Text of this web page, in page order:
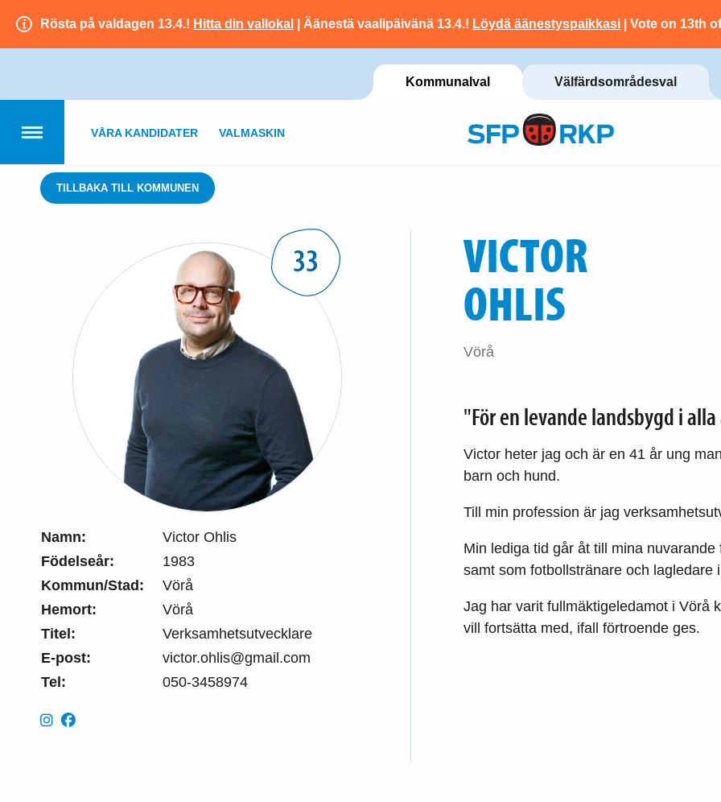
Rösta på valdagen 13.4.! Hitta din vallokal | Äänestä vaalipäivänä 13.4.! Löydä äänestyspaikkasi | Vote on 13th
Kommunalval Välfärdsområdesval
VÅRA KANDIDATER VALMASKIN
TILLBAKA TILL KOMMUNEN
33
Namn:
Victor Ohlis
Födelseår:
1983
Kommun/Stad:
Vörå
Hemort:
Vörå
Titel:
Verksamhetsutvecklare
E-post:
victor.ohlis@gmail.com
Tel:
050-3458974
VICTOR
OHLIS
Vörå
"För en levande landsbygd i
Victor heter jag och är en 41 år ung
barn och hund.
Till min profession är jag
Min lediga tid går åt till mina
samt som fotbollstränare och lagledare
Jag har varit fullmäktigeledamot i Vörå
vill fortsätta med, ifall förtroende ges.